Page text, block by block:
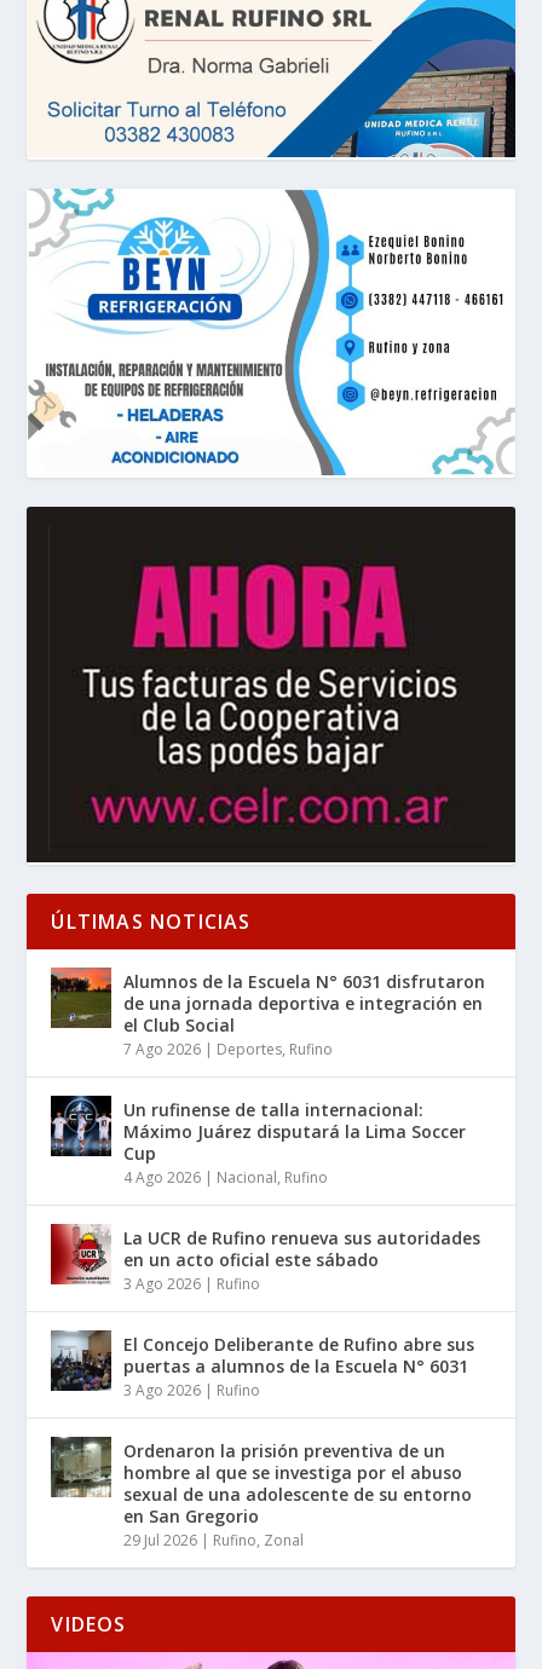
ÚLTIMAS NOTICIAS
Alumnos de la Escuela N° 6031 disfrutaron
de una jornada deportiva e integración en
el Club Social
7 Ago 2026 | Deportes, Rufino
Un rufinense de talla internacional:
Máximo Juárez disputará la Lima Soccer
Cup
4 Ago 2026 | Nacional, Rufino
La UCR de Rufino renueva sus autoridades
en un acto oficial este sábado
3 Ago 2026 | Rufino
El Concejo Deliberante de Rufino abre sus
puertas a alumnos de la Escuela N° 6031
3 Ago 2026 | Rufino
Ordenaron la prisión preventiva de un
hombre al que se investiga por el abuso
sexual de una adolescente de su entorno
en San Gregorio
29 Jul 2026 | Rufino, Zonal
VIDEOS